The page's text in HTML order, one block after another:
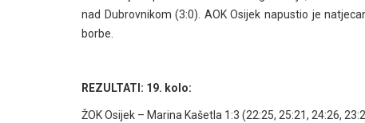
nad Dubrovnikom (3:0). AOK Osijek napustio je
borbe.
REZULTATI: 19. kolo:
ŽOK Osijek – Marina Kašetla 1:3 (22:25, 25:21, 24:26,